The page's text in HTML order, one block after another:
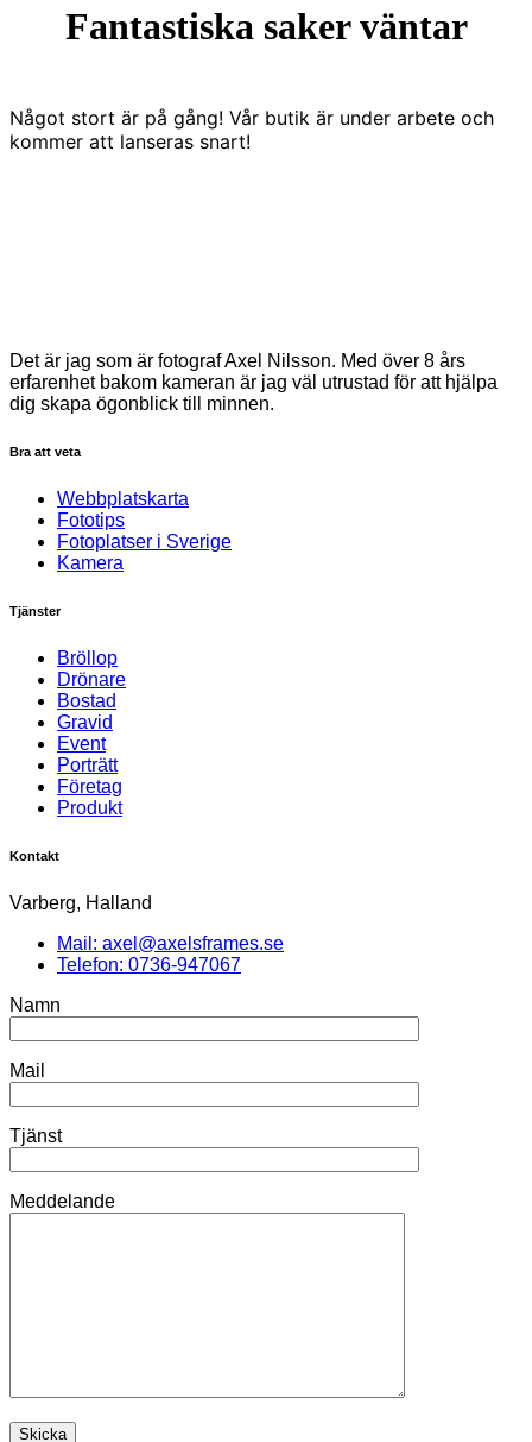
Fantastiska saker väntar
Något stort är på gång! Vår butik är under arbete och
kommer att lanseras snart!
Det är jag som är fotograf Axel Nilsson. Med över 8 års
erfarenhet bakom kameran är jag väl utrustad för att hjälpa
dig skapa ögonblick till minnen.
Bra att veta
Webbplatskarta
Fototips
Fotoplatser i Sverige
Kamera
Tjänster
Bröllop
Drönare
Bostad
Gravid
Event
Porträtt
Företag
Produkt
Kontakt
Varberg, Halland
Mail: axel@axelsframes.se
Telefon: 0736-947067
Namn
Mail
Tjänst
Meddelande